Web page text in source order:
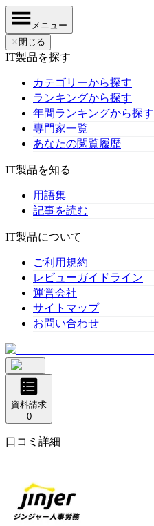
メニュー
✕ 閉じる
IT製品を探す
カテゴリーから探す
ランキングから探す
年間ランキングから探す
専門家一覧
あなたの閲覧履歴
IT製品を知る
用語集
記事を読む
IT製品について
ご利用規約
レビューガイドライン
運営会社
サイトマップ
お問い合わせ
資料請求
0
口コミ詳細